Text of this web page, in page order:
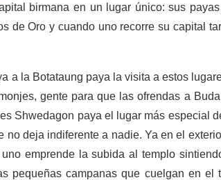
birmana en un lugar único: sus
de Oro y cuando uno recorre su capital
a la Botataung paya la visita a estos
gente para que las ofrendas a
Shwedagon paya el lugar más especial
no deja indiferente a nadie. Ya en el
emprende la subida al templo
pequeñas campanas que cuelgan en el